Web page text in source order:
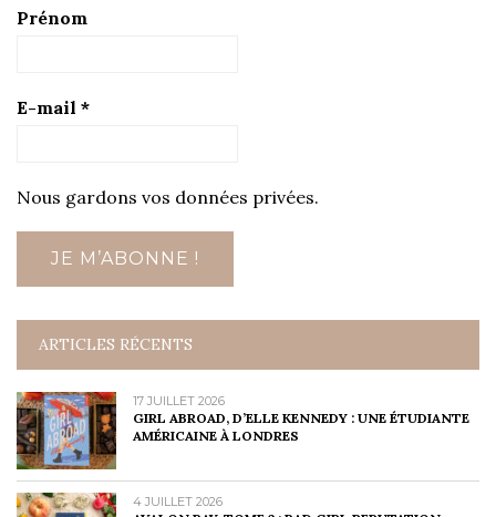
Prénom
E-mail *
Nous gardons vos données privées.
ARTICLES RÉCENTS
17 JUILLET 2026
GIRL ABROAD, D’ELLE KENNEDY : UNE ÉTUDIANTE
AMÉRICAINE À LONDRES
4 JUILLET 2026